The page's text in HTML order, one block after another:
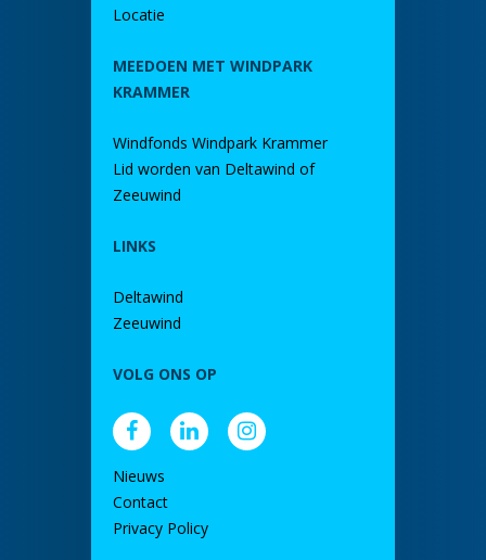
Locatie
MEEDOEN MET WINDPARK
KRAMMER
Windfonds Windpark Krammer
Lid worden van Deltawind of
Zeeuwind
LINKS
Deltawind
Zeeuwind
VOLG ONS OP
Nieuws
Contact
Privacy Policy